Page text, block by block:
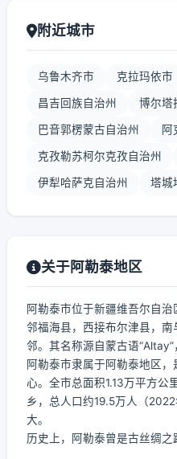
附近城市
乌鲁木齐市 克拉玛依市
昌吉回族自治州 博尔塔
巴音郭楞蒙古自治州 阿
克孜勒苏柯尔克孜自治州
伊犁哈萨克自治州 塔城
关于阿勒泰地区
阿勒泰市位于新疆维吾尔自
邻福海县，西接布尔津县，
邻。其名称源自蒙古语“Altay”
阿勒泰市隶属于阿勒泰地区
心。全市总面积1.13万平方公
乡，总人口约19.5万人（
大。
历史上，阿勒泰曾是古丝绸